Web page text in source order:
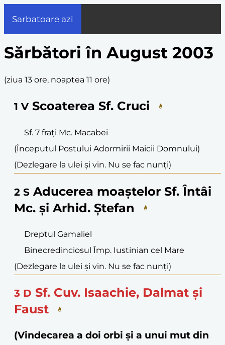
Sarbatoare azi
Sărbători în August 2003
(ziua 13 ore, noaptea 11 ore)
1 V Scoaterea Sf. Cruci
Sf. 7 frați Mc. Macabei
(Începutul Postului Adormirii Maicii Domnului)
(Dezlegare la ulei și vin. Nu se fac nunți)
2 S Aducerea moaștelor Sf. Întâi
Mc. și Arhid. Ștefan
Dreptul Gamaliel
Binecredinciosul Împ. Iustinian cel Mare
(Dezlegare la ulei și vin. Nu se fac nunți)
3 D Sf. Cuv. Isaachie, Dalmat și
Faust
(Vindecarea a doi orbi și a unui mut din